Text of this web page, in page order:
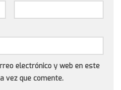
electrónico y web en este
vez que comente.